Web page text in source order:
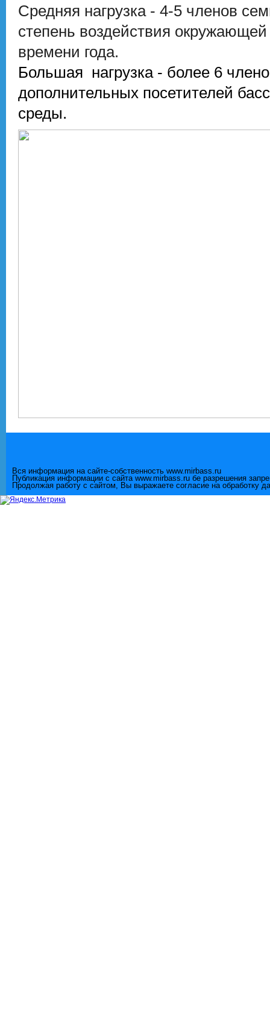
Средняя нагрузка - 4-5 членов
степень воздействия
времени года.
Большая нагрузка - более 6
дополнительных посетителей
среды.
Вся информация на сайте-собственность www.mirbass.ru
Публикация информации с сайта www.mirbass.ru бе разрешения
Продолжая работу с сайтом, Вы выражаете согласие на обработку